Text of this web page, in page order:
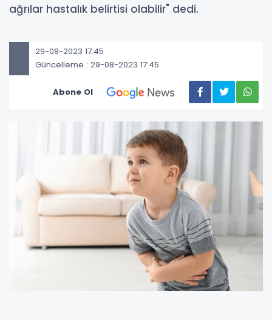
ağrılar hastalık belirtisi olabilir" dedi.
29-08-2023 17:45
Güncelleme : 29-08-2023 17:45
Abone Ol